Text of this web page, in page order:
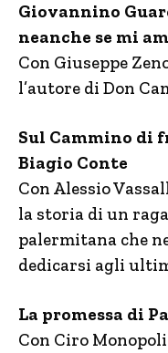
Giovannino
neanche se mi
Con Giuseppe
l’autore di Don
Sul Cammino di
Biagio Conte
Con Alessio
la storia di un
palermitana che
dedicarsi agli
La promessa di
Con Ciro